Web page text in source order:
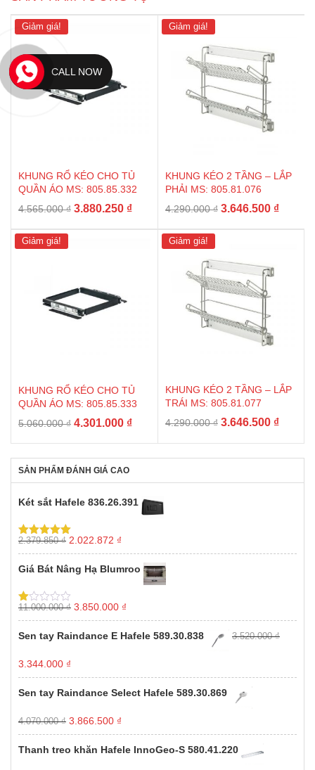
Giảm giá!
KHUNG RỔ KÉO CHO TỦ
QUẦN ÁO MS: 805.85.332
4.565.000₫ Giá
3.880.250 ₫Giá
Giảm giá!
KHUNG KÉO 2 TẦNG – LẮP
PHẢI MS: 805.81.076
4.290.000₫ Giá
3.646.500 ₫Giá
Giảm giá!
KHUNG RỔ KÉO CHO TỦ
QUẦN ÁO MS: 805.85.333
5.060.000₫ Giá
5.060.000 ₫.
4.301.000 ₫Giá
4.301.000 ₫.
Giảm giá!
KHUNG KÉO 2 TẦNG – LẮP
TRÁI MS: 805.81.077
4.290.000₫ Giá
3.646.500 ₫Giá
SẢN PHẨM ĐÁNH GIÁ CAO
Két sắt Hafele 836.26.391
Được xếp
hạng5.005
sao
2.379.850₫ Giá
gốc
2.379.850 ₫.
2.022.872 ₫
hiện
Giá Bát Nâng Hạ Blumroo
Được
xếp
hạng
1.00
sao
11.000.000₫ Giá
gốc
là:
3.850.000 ₫
hiện
tại
Sen tay Raindance E Hafele 589.30.838 3.520.000₫
Giá
gốc
là:
3.520.000 ₫.
3.344.000 ₫
hiện
tại
Sen tay Raindance Select Hafele 589.30.869
4.070.000₫ Giá
gốc
là:
3.866.500 ₫
hiện
tại
Thanh treo khăn Hafele InnoGeo-S 580.41.220
CALL NOW